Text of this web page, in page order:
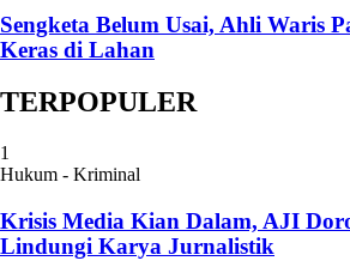
Sengketa Belum Usai, Ahli Waris
Keras di Lahan
TERPOPULER
1
Hukum - Kriminal
Krisis Media Kian Dalam, AJI
Lindungi Karya Jurnalistik